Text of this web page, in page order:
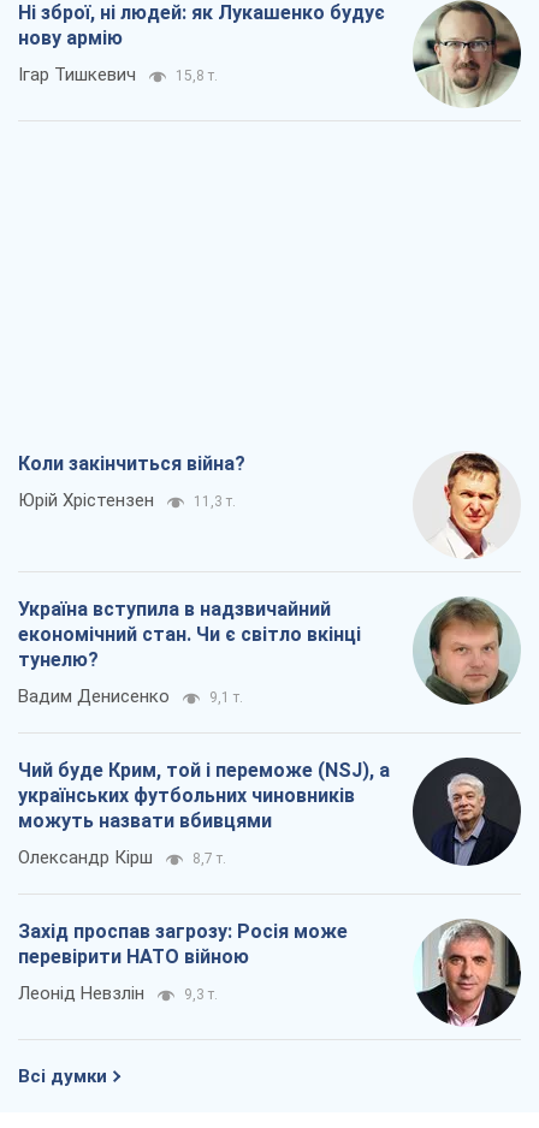
Ні зброї, ні людей: як Лукашенко будує
нову армію
Ігар Тишкевич 15,8 т.
Коли закінчиться війна?
Юрій Хрістензен 11,3 т.
Україна вступила в надзвичайний
економічний стан. Чи є світло вкінці
тунелю?
Вадим Денисенко 9,1 т.
Чий буде Крим, той і переможе (NSJ), а
українських футбольних чиновників
можуть назвати вбивцями
Олександр Кірш 8,7 т.
Захід проспав загрозу: Росія може
перевірити НАТО війною
Леонід Невзлін 9,3 т.
Всі думки